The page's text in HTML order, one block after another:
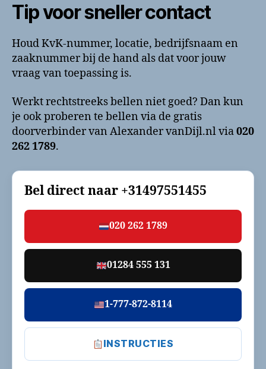
Tip voor sneller contact
Houd KvK-nummer, locatie, bedrijfsnaam en
zaaknummer bij de hand als dat voor jouw
vraag van toepassing is.
Werkt rechtstreeks bellen niet goed? Dan kun
je ook proberen te bellen via de gratis
doorverbinder van Alexander vanDijl.nl via020
262 1789.
Bel direct naar +31497551455
020 262 1789
01284 555 131
1-777-872-8114
INSTRUCTIES